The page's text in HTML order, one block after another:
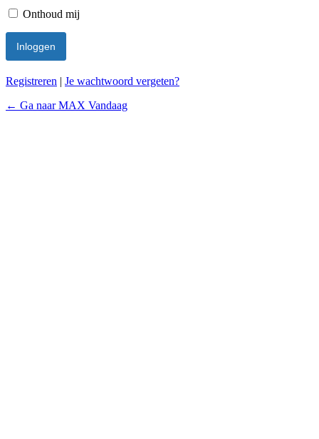
Onthoud mij
Registreren | Je wachtwoord vergeten?
← Ga naar MAX Vandaag